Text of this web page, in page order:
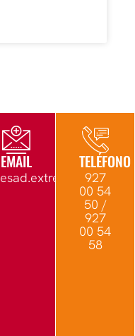
EMAIL TELÉFONO
927
00 54
50 /
927
00 54
58